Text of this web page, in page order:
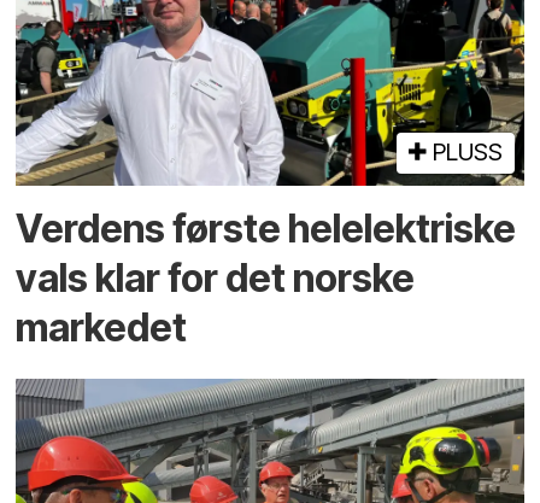
PLUSS
Verdens første helelektriske
vals klar for det norske
markedet